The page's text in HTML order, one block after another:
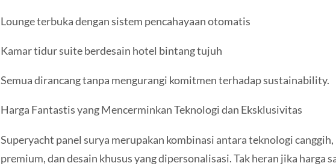
Lounge terbuka dengan sistem pencahayaan otomatis
Kamar tidur suite berdesain hotel bintang tujuh
Semua dirancang tanpa mengurangi komitmen terhadap sustainability.
Harga Fantastis yang Mencerminkan Teknologi dan Eksklusivitas
Superyacht panel surya merupakan kombinasi antara teknologi
premium, dan desain khusus yang dipersonalisasi. Tak heran jika harga